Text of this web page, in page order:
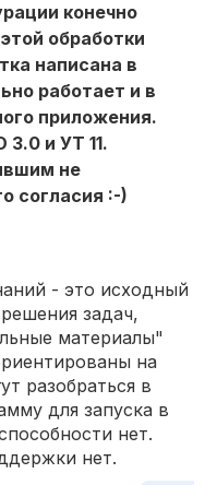
конечно
обработки
написана в
работает и в
приложения.
и УТ 11.
не
согласия :-)
- это исходный
задач,
материалы"
на
разобраться в
для запуска в
нет.
нет.